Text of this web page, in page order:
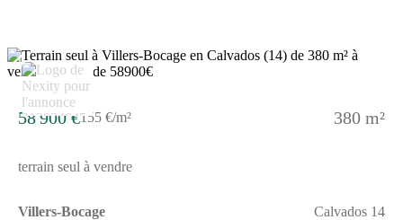
2
58 900 €155 €/m² 380 m²
terrain seul à vendre
Villers-Bocage Calvados 14